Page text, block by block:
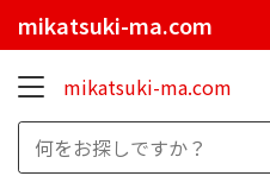
mikatsuki-ma.com
mikatsuki-ma.com